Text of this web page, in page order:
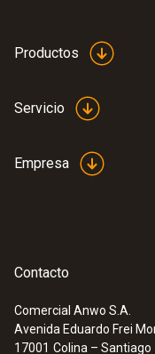
:0600 8765
Productos
Servicio
Empresa
Contacto
Comercial Anwo S.A.
Avenida Eduardo Frei
17001 Colina – Santiago